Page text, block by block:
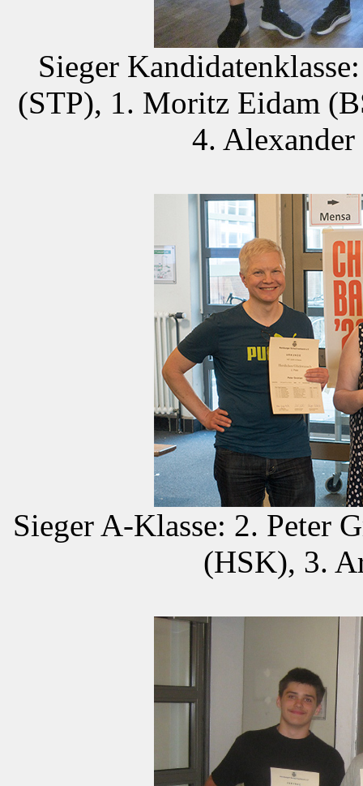
Sieger
(STP), 1. Moritz Eidam
4.
Sieger A-Klasse: 2. Peter
(HSK), 3.